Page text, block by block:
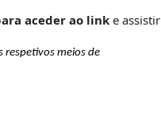
aceder ao link e assistir
meios de